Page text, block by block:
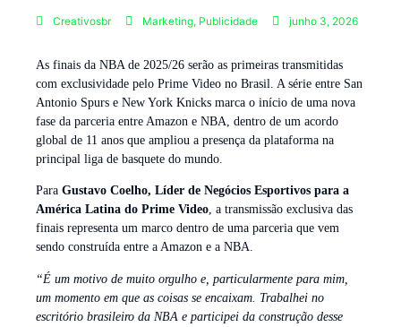
Creativosbr Marketing, Publicidade junho 3, 2026
As finais da NBA de 2025/26 serão as primeiras transmitidas
com exclusividade pelo Prime Video no Brasil. A série entre San
Antonio Spurs e New York Knicks marca o início de uma nova
fase da parceria entre Amazon e NBA, dentro de um acordo
global de 11 anos que ampliou a presença da plataforma na
principal liga de basquete do mundo.
Para Gustavo Coelho, Líder de Negócios Esportivos para a
América Latina do Prime Video, a transmissão exclusiva das
finais representa um marco dentro de uma parceria que vem
sendo construída entre a Amazon e a NBA.
“É um motivo de muito orgulho e, particularmente para mim,
um momento em que as coisas se encaixam. Trabalhei no
escritório brasileiro da NBA e participei da construção desse